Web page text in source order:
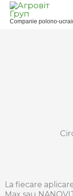
Skip
Companie polono-
La fiecare